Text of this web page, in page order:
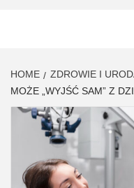
HOME ZDROWIE I
MOŻE „WYJŚĆ SAM” Z